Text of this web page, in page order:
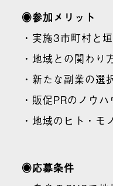
◉参加メリット
・実施3市町村と
・地域との関わり
・新たな副業の選
・販促PRのノウ
・地域のヒト・モ
◉応募条件